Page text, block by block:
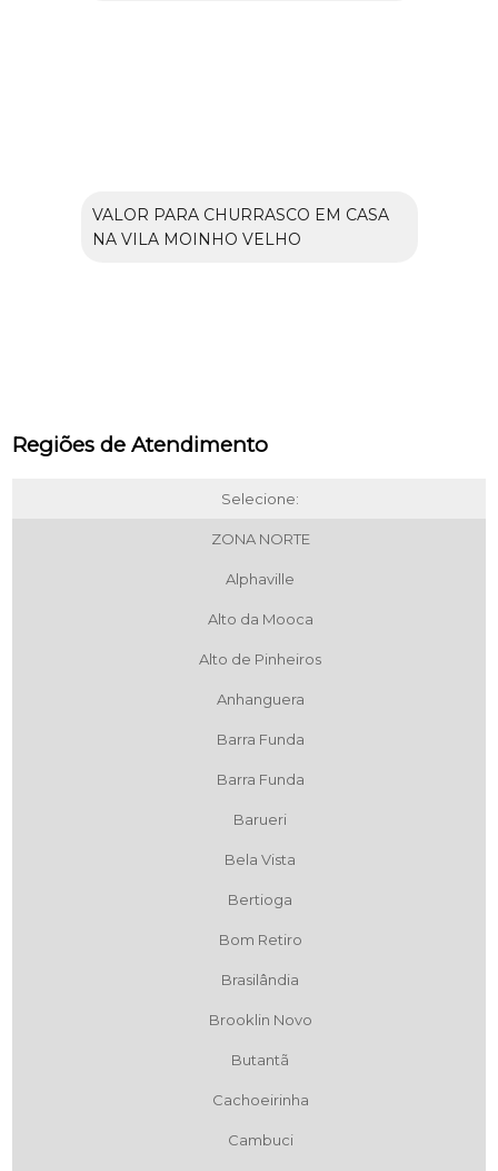
VALOR PARA CHURRASCO EM CASA
NA VILA MOINHO VELHO
Regiões de Atendimento
Selecione:
ZONA NORTE
Alphaville
Alto da Mooca
Alto de Pinheiros
Anhanguera
Barra Funda
Barra Funda
Barueri
Bela Vista
Bertioga
Bom Retiro
Brasilândia
Brooklin Novo
Butantã
Cachoeirinha
Cambuci